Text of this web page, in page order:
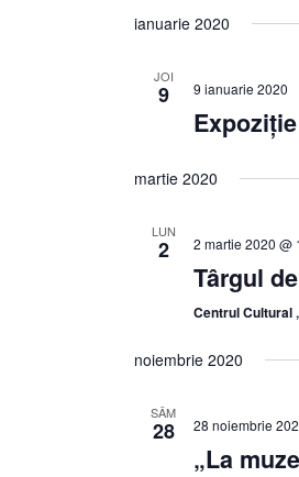
Statul:
ianuarie 2020
JOI
9 9 ianuarie 2020
martie 2020
LUN
2 2 martie 2020 @
Târgul
Centrul Cultural
noiembrie 2020
SÂM
28 28 noiembrie
„La